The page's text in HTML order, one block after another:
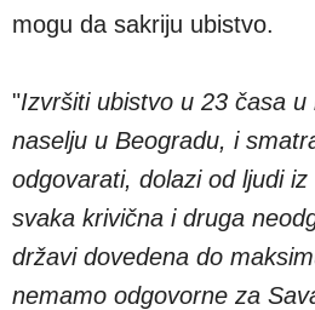
mogu da sakriju ubistvo.
"Izvršiti ubistvo u 23 časa
naselju u Beogradu, i
odgovarati, dolazi od ljudi
svaka krivična i druga
državi dovedena do
nemamo odgovorne za